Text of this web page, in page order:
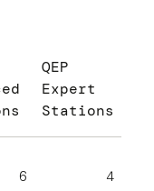
QEP
Expert
Stations
6 4